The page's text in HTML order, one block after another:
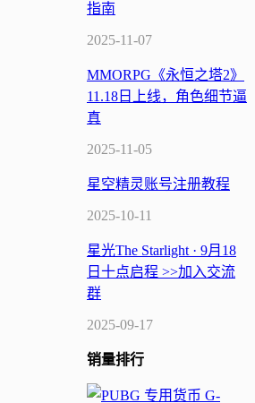
指南
2025-11-07
MMORPG《永恒之塔2》
11.18日上线，角色细节逼
真
2025-11-05
星空精灵账号注册教程
2025-10-11
星光The Starlight · 9月18
日十点启程 >>加入交流
群
2025-09-17
销量排行